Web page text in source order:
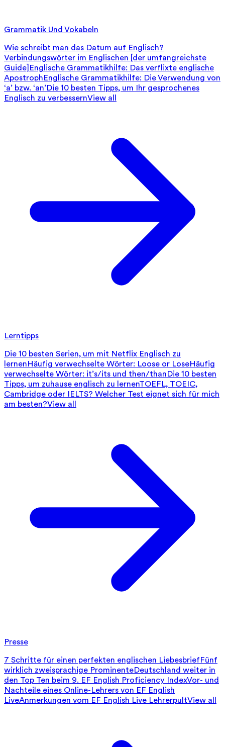
Grammatik Und Vokabeln
Wie schreibt man das Datum auf Englisch?
Verbindungswörter im Englischen [der umfangreichste
Guide] Englische Grammatikhilfe: Das verflixte englische
ApostrophEnglische Grammatikhilfe: Die Verwendung von
‘a’ bzw. ‘an’Die 10 besten Tipps, um Ihr gesprochenes
Englisch zu verbessernView all
Lerntipps
Die 10 besten Serien, um mit Netflix Englisch zu
lernenHäufig verwechselte Wörter: Loose or LoseHäufig
verwechselte Wörter: it’s/its und then/thanDie 10 besten
Tipps, um zuhause englisch zu lernenTOEFL, TOEIC,
Cambridge oder IELTS? Welcher Test eignet sich für mich
am besten?View all
Presse
7 Schritte für einen perfekten englischen LiebesbriefFünf
wirklich zweisprachige ProminenteDeutschland weiter in
den Top Ten beim 9. EF English Proficiency IndexVor- und
Nachteile eines Online-Lehrers von EF English
LiveAnmerkungen vom EF English Live LehrerpultView all